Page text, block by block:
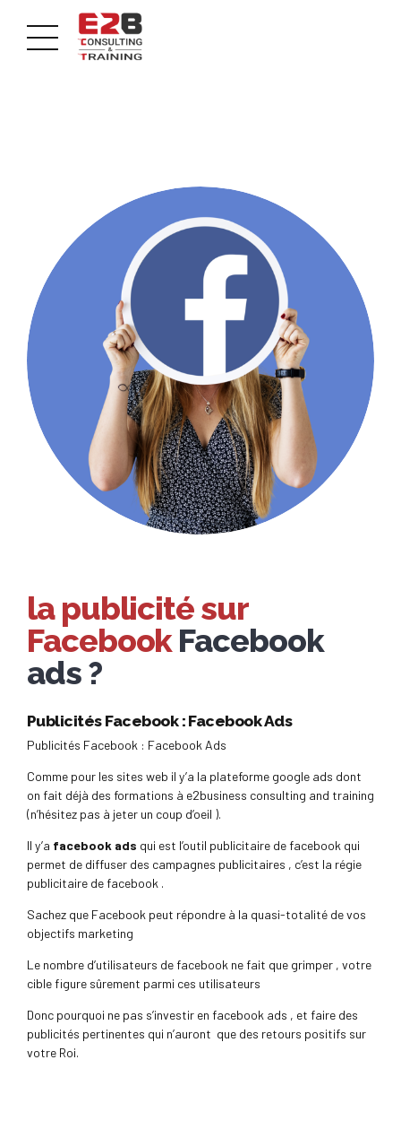
la publicité sur
Facebook Facebook
ads ?
Publicités Facebook : Facebook Ads
Publicités Facebook : Facebook Ads
Comme pour les sites web il y’a la plateforme google ads dont
on fait déjà des formations à e2business consulting and training
(n’hésitez pas à jeter un coup d’oeil ).
Il y’a facebook ads qui est l’outil publicitaire de facebook qui
permet de diffuser des campagnes publicitaires , c’est la régie
publicitaire de facebook .
Sachez que Facebook peut répondre à la quasi-totalité de vos
objectifs marketing
Le nombre d’utilisateurs de facebook ne fait que grimper , votre
cible figure sûrement parmi ces utilisateurs
Donc pourquoi ne pas s’investir en facebook ads , et faire des
publicités pertinentes qui n’auront que des retours positifs sur
votre Roi.